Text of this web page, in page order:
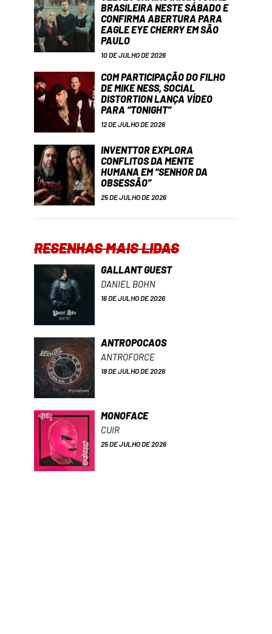
BRASILEIRA NESTE SÁBADO E
CONFIRMA ABERTURA PARA
EAGLE EYE CHERRY EM SÃO
PAULO
10 DE JULHO DE 2026
COM PARTICIPAÇÃO DO FILHO
DE MIKE NESS, SOCIAL
DISTORTION LANÇA VÍDEO
PARA “TONIGHT”
12 DE JULHO DE 2026
INVENTTOR EXPLORA
CONFLITOS DA MENTE
HUMANA EM “SENHOR DA
OBSESSÃO”
25 DE JULHO DE 2026
RESENHAS MAIS LIDAS
GALLANT GUEST
DANIEL BOHN
16 DE JULHO DE 2026
ANTROPOCAOS
ANTROFORCE
18 DE JULHO DE 2026
MONOFACE
CUIR
25 DE JULHO DE 2026